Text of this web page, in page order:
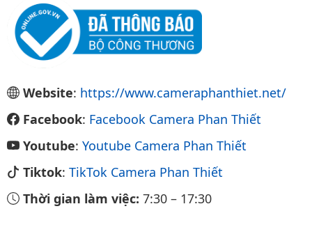
Website: https://www.cameraphanthiet.net/
Facebook: Facebook Camera Phan Thiết
Youtube: Youtube Camera Phan Thiết
Tiktok: TikTok Camera Phan Thiết
Thời gian làm việc: 7:30 – 17:30